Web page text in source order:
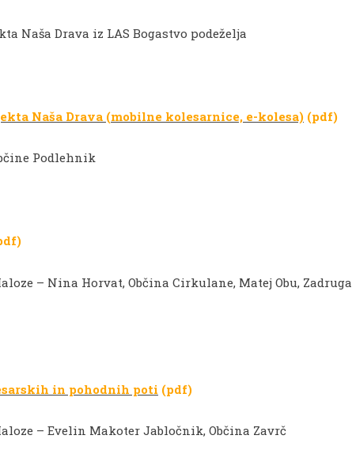
Naša Drava iz LAS Bogastvo podeželja
Naša Drava (mobilne kolesarnice, e-kolesa) (pdf)
Podlehnik
– Nina Horvat, Občina Cirkulane, Matej Obu, Zadruga
in pohodnih poti (pdf)
– Evelin Makoter Jabločnik, Občina Zavrč